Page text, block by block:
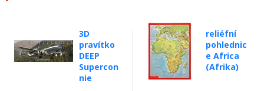
3D
pravítko
DEEP
Supercon
nie
reliéfní
pohlednic
e Africa
(Afrika)